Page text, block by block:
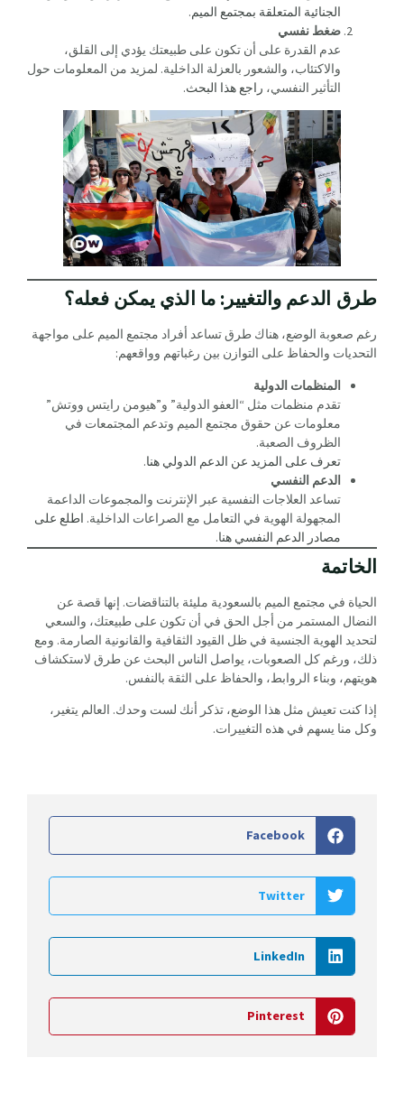
الجنائية المتعلقة بمجتمع الميم.
ضغط نفسي
عدم القدرة على أن تكون على طبيعتك يؤدي إلى القلق،
والاكتئاب، والشعور بالعزلة الداخلية. لمزيد من المعلومات حول
التأثير النفسي، راجع هذا البحث.
طرق الدعم والتغيير: ما الذي يمكن فعله؟
رغم صعوبة الوضع، هناك طرق تساعد أفراد مجتمع الميم على مواجهة
التحديات والحفاظ على التوازن بين رغباتهم وواقعهم:
المنظمات الدولية
تقدم منظمات مثل “العفو الدولية” و”هيومن رايتس ووتش”
معلومات عن حقوق مجتمع الميم وتدعم المجتمعات في
الظروف الصعبة.
تعرف على المزيد عن الدعم الدولي هنا.
الدعم النفسي
تساعد العلاجات النفسية عبر الإنترنت والمجموعات الداعمة
المجهولة الهوية في التعامل مع الصراعات الداخلية. اطلع على
مصادر الدعم النفسي هنا.
الخاتمة
الحياة في مجتمع الميم بالسعودية مليئة بالتناقضات. إنها قصة عن
النضال المستمر من أجل الحق في أن تكون على طبيعتك، والسعي
لتحديد الهوية الجنسية في ظل القيود الثقافية والقانونية الصارمة. ومع
ذلك، ورغم كل الصعوبات، يواصل الناس البحث عن طرق لاستكشاف
هويتهم، وبناء الروابط، والحفاظ على الثقة بالنفس.
إذا كنت تعيش مثل هذا الوضع، تذكر أنك لست وحدك. العالم يتغير،
وكل منا يسهم في هذه التغييرات.
Facebook
Twitter
LinkedIn
Pinterest